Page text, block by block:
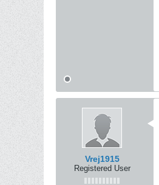
Vrej1915
Registered User